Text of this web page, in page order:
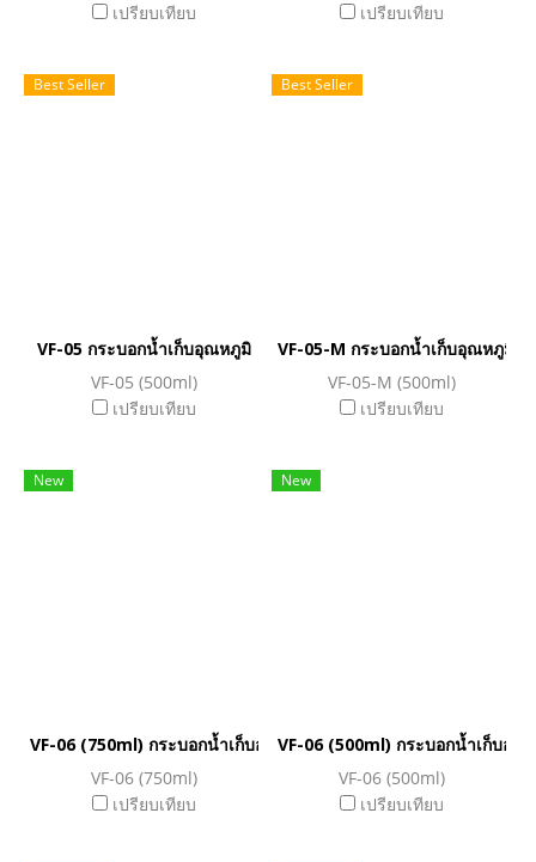
เปรียบเทียบ
เปรียบเทียบ
Best Seller
VF-05 กระบอกน้ำเก็บอุณหภูมิ
VF-05 (500ml)
เปรียบเทียบ
Best Seller
VF-05-M กระบอกน้ำเก็บอุณหภูมิ
VF-05-M (500ml)
เปรียบเทียบ
New
VF-06 (750ml) กระบอกน้ำเก็บอุณหภูมิ
VF-06 (750ml)
เปรียบเทียบ
New
VF-06 (500ml) กระบอกน้ำเก็บอุณ
VF-06 (500ml)
เปรียบเทียบ